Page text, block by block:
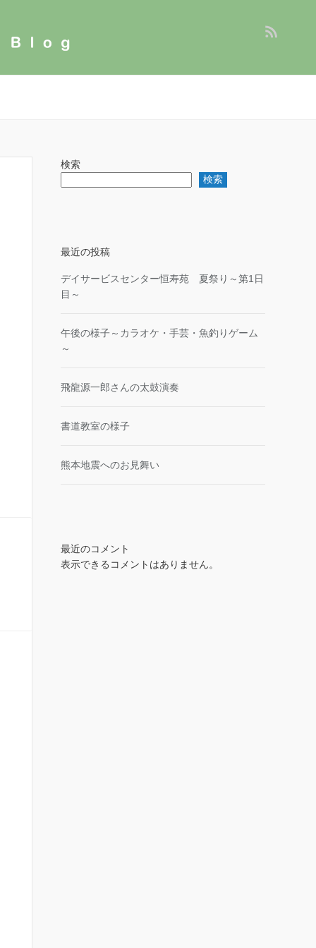
検索
検索
最近の投稿
デイサービスセンター恒寿苑 夏祭り～第1日
目～
午後の様子～カラオケ・手芸・魚釣りゲーム
～
飛龍源一郎さんの太鼓演奏
書道教室の様子
熊本地震へのお見舞い
最近のコメント
表示できるコメントはありません。